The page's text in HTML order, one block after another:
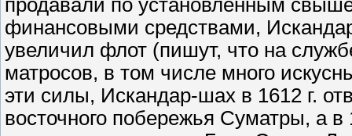
продавали по установленным
финансовыми средствами,
увеличил флот (пишут, что на
матросов, в том числе много
эти силы, Искандар-шах в 1612 г.
восточного побережья Суматры, а в